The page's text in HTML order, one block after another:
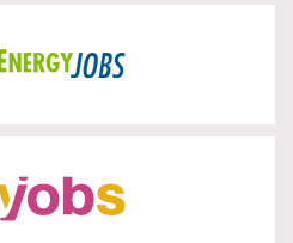
HeyJobs